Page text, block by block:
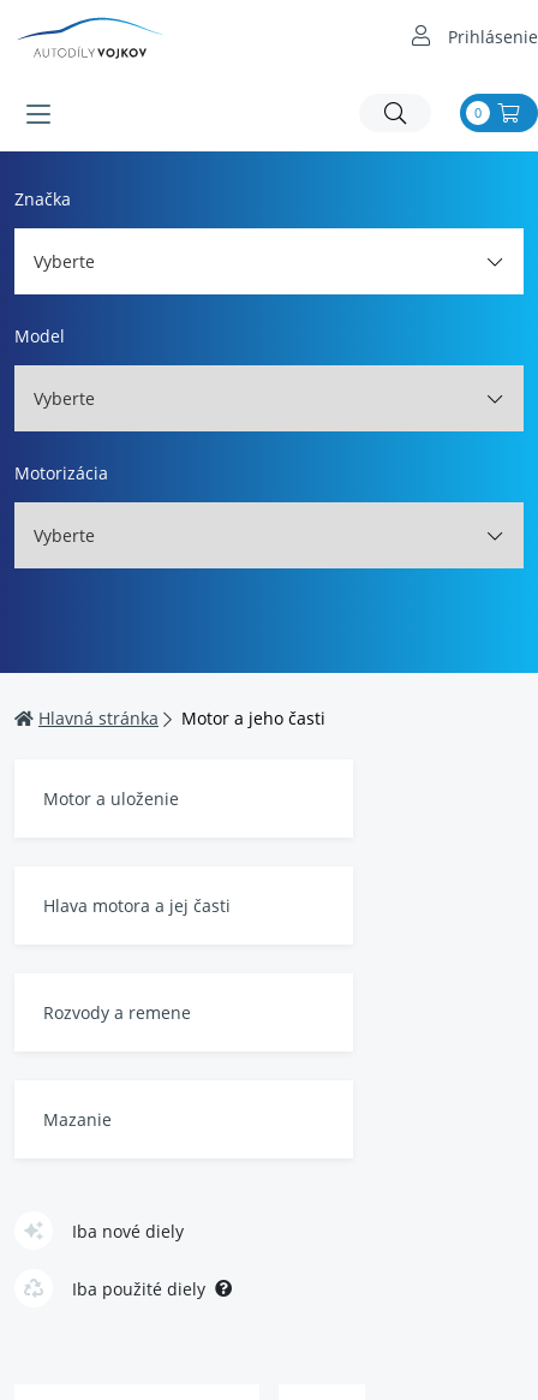
Prihlásenie
0
Značka
Vyberte
Model
Vyberte
Motorizácia
Vyberte
Hlavná stránka Motor a jeho časti
Motor a uloženie
Hlava motora a jej časti
Rozvody a remene
Mazanie
Iba nové diely
Iba použité diely